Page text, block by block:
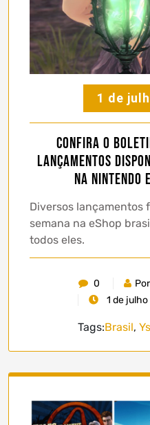
1 de
Confira o
lançamentos
na Nintendo
Diversos lançamentos
semana na eShop
todos eles.
0
1 de julho
Tags:Brasil,